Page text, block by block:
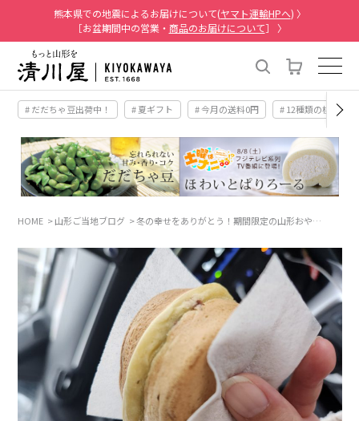
熊本県での地震によるお届けについて(ヤマト運輸HPへ) 〉
［お盆期間中の営業・ 商品のお届けについて］ 〉
# だだちゃ豆出荷中！ # 夏ギフト # 今月の送料0円 # 12種類の桃
HOME 山形ご当地ブログ 冬の幸せをありがとう！期間限定の山形おや…